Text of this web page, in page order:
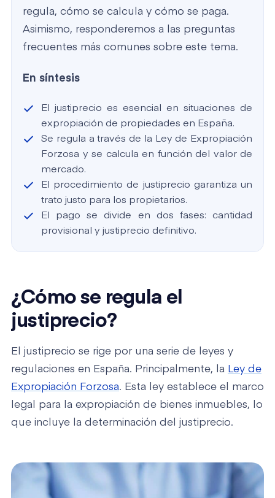
regula, cómo se calcula y cómo se paga.
Asimismo, responderemos a las preguntas
frecuentes más comunes sobre este tema.
En síntesis
El justiprecio es esencial en situaciones de
expropiación de propiedades en España.
Se regula a través de la Ley de Expropiación
Forzosa y se calcula en función del valor de
mercado.
El procedimiento de justiprecio garantiza un
trato justo para los propietarios.
El pago se divide en dos fases: cantidad
provisional y justiprecio definitivo.
¿Cómo se regula el
justiprecio?
El justiprecio se rige por una serie de leyes y
regulaciones en España. Principalmente, la Ley de
Expropiación Forzosa. Esta ley establece el marco
legal para la expropiación de bienes inmuebles, lo
que incluye la determinación del justiprecio.